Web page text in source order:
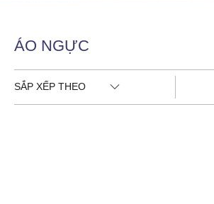
ÁO NGỰC
SẮP XẾP THEO